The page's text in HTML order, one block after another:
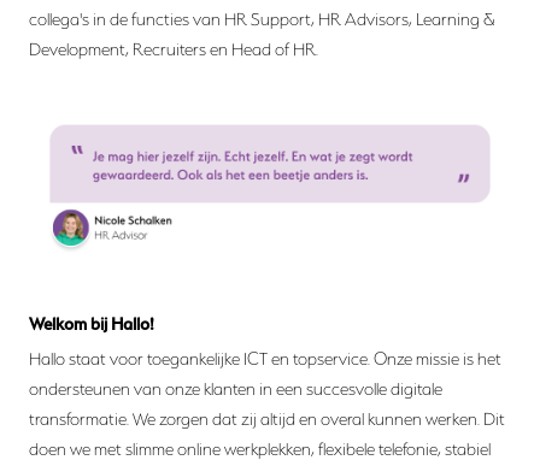
collega's in de functies van HR Support, HR Advisors, Learning &
Development, Recruiters en Head of HR.
Welkom bij Hallo!
Hallo staat voor toegankelijke ICT en topservice. Onze missie is het
ondersteunen van onze klanten in een succesvolle digitale
transformatie. We zorgen dat zij altijd en overal kunnen werken. Dit
doen we met slimme online werkplekken, flexibele telefonie, stabiel